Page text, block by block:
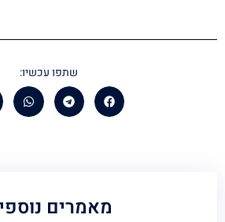
שתפו עכשיו:
מאמרים נוספים